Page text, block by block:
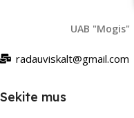
UAB "Mogis"
radauviskalt@gmail.com
Sekite mus